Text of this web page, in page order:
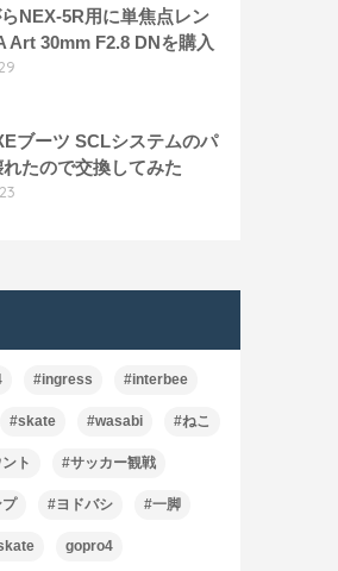
NEX-5R用に単焦点レン
Art 30mm F2.8 DNを購入
ブーツ SCLシステムのパ
たので交換してみた
#ingress #interbee
#skate #wasabi #ねこ
ト #サッカー観戦
プ #ヨドバシ #一脚
gopro4